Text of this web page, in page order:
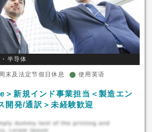
半导体
周末及法定节假日休息 使用英语
新規インド事業担当＜製造エン
開発/通訳＞未経験歓迎